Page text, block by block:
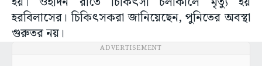
হরবিলাসের। চিকিৎসকরা জানিয়েছেন, পুনিতের অবস্থা
গুরুতর নয়।
ADVERTISEMENT